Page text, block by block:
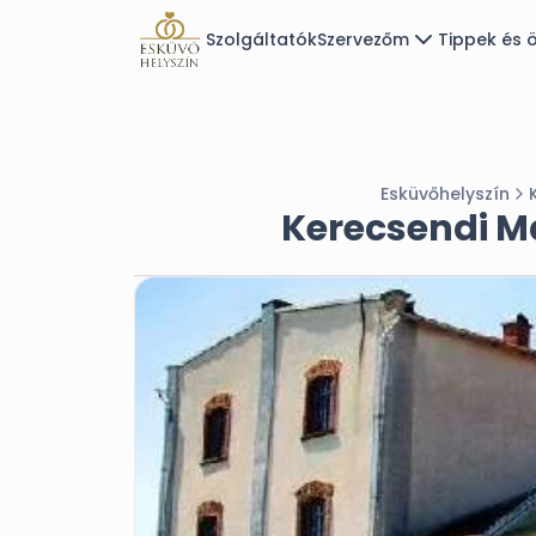
SzolgáltatókSzervezőm Tippek és
Esküvőhelyszín
Kerecsendi